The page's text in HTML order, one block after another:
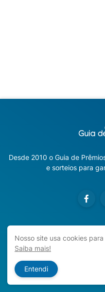
Desde 2010 o Guia de
e sorteios para
Copyright ©
Início
Sobre o Blog
Nosso site usa cookies
Saiba mais!
Entendi